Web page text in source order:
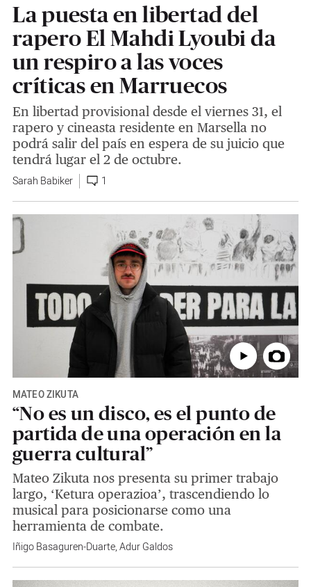
La puesta en libertad del
rapero El Mahdi Lyoubi da
un respiro a las voces
críticas en Marruecos
En libertad provisional desde el viernes 31, el
rapero y cineasta residente en Marsella no
podrá salir del país en espera de su juicio que
tendrá lugar el 2 de octubre.
Sarah Babiker 1
MATEO ZIKUTA
“No es un disco, es el punto de
partida de una operación en la
guerra cultural”
Mateo Zikuta nos presenta su primer trabajo
largo, ‘Ketura operazioa’, trascendiendo lo
musical para posicionarse como una
herramienta de combate.
Iñigo Basaguren-Duarte,Adur Galdos